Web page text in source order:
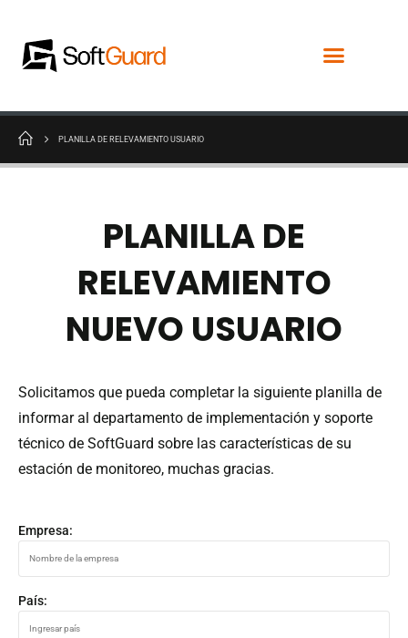
PLANILLA DE RELEVAMIENTO USUARIO
PLANILLA DE
RELEVAMIENTO
NUEVO USUARIO
Solicitamos que pueda completar la siguiente planilla de
informar al departamento de implementación y soporte
técnico de SoftGuard sobre las características de su
estación de monitoreo, muchas gracias.
Empresa:
País: